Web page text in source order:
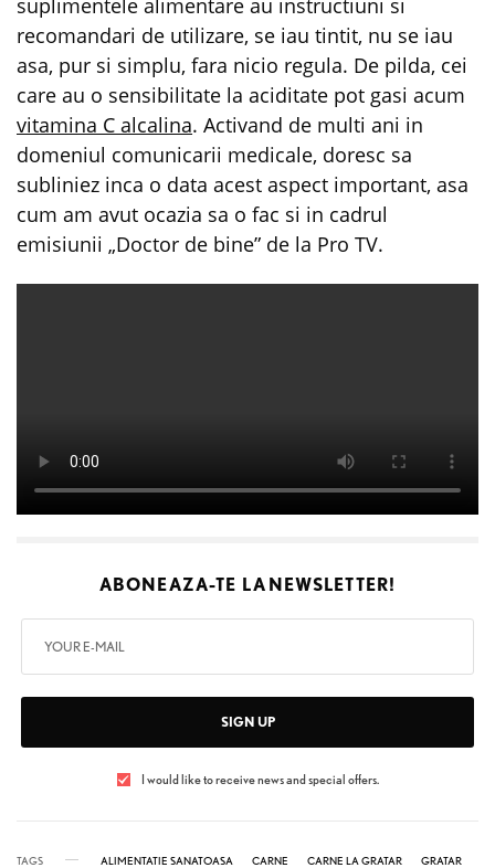
recomandari de utilizare, se iau tintit, nu se iau
asa, pur si simplu, fara nicio regula. De pilda, cei
care au o sensibilitate la aciditate pot gasi acum
vitamina C alcalina. Activand de multi ani in
domeniul comunicarii medicale, doresc sa
subliniez inca o data acest aspect important, asa
cum am avut ocazia sa o fac si in cadrul
emisiunii „Doctor de bine” de la Pro TV.
ABONEAZA-TE LA NEWSLETTER!
SIGN UP
I would like to receive news and special offers.
TAGS ALIMENTATIE SANATOASA CARNE CARNE LA GRATAR
GRATAR